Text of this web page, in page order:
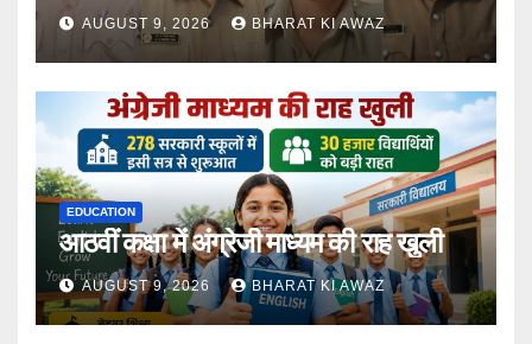
AUGUST 9, 2026 BHARAT KI AWAZ
EDUCATION
आठवीं कक्षा में अंग्रेजी माध्यम की राह खुली
AUGUST 9, 2026 BHARAT KI AWAZ